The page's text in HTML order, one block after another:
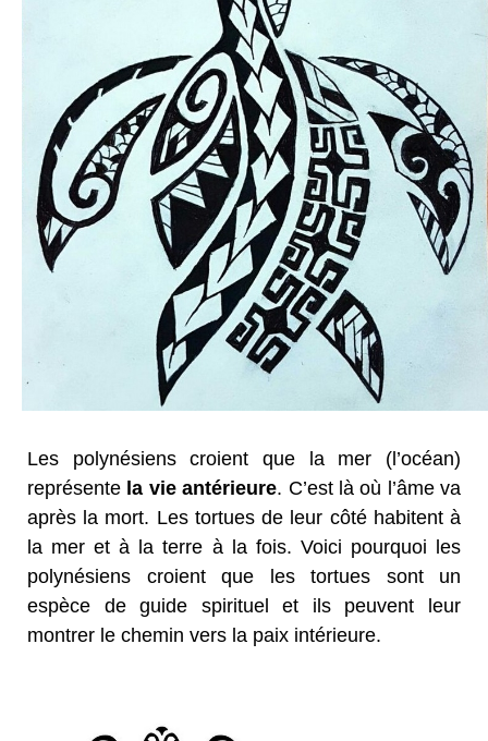
Les polynésiens croient que la mer (l’océan)
représente la vie antérieure. C’est là où l’âme va
après la mort. Les tortues de leur côté habitent à
la mer et à la terre à la fois. Voici pourquoi les
polynésiens croient que les tortues sont un
espèce de guide spirituel et ils peuvent leur
montrer le chemin vers la paix intérieure.